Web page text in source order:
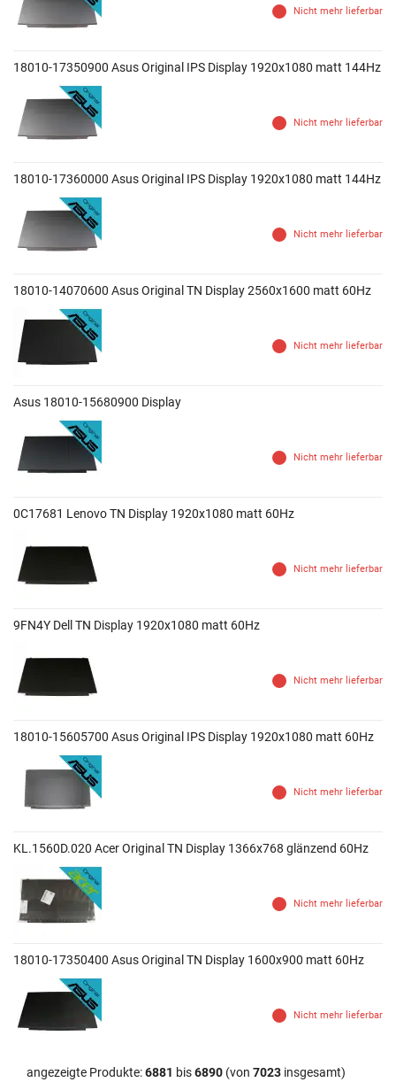
Nicht mehr lieferbar
18010-17350900 Asus Original IPS Display 1920x1080 matt 144Hz
Nicht mehr lieferbar
18010-17360000 Asus Original IPS Display 1920x1080 matt 144Hz
Nicht mehr lieferbar
18010-14070600 Asus Original TN Display 2560x1600 matt 60Hz
Nicht mehr lieferbar
Asus 18010-15680900 Display
Nicht mehr lieferbar
0C17681 Lenovo TN Display 1920x1080 matt 60Hz
Nicht mehr lieferbar
9FN4Y Dell TN Display 1920x1080 matt 60Hz
Nicht mehr lieferbar
18010-15605700 Asus Original IPS Display 1920x1080 matt 60Hz
Nicht mehr lieferbar
KL.1560D.020 Acer Original TN Display 1366x768 glänzend 60Hz
Nicht mehr lieferbar
18010-17350400 Asus Original TN Display 1600x900 matt 60Hz
Nicht mehr lieferbar
angezeigte Produkte:6881 bis6890 (von 7023 insgesamt)